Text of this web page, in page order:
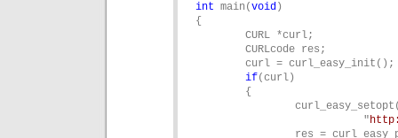
int main(void )
{
if(curl)
                           "